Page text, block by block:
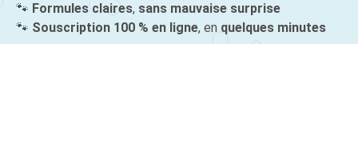
🐾 Formules claires, sans mauvaise surprise
🐾 Souscription 100 % en ligne, en quelques minutes